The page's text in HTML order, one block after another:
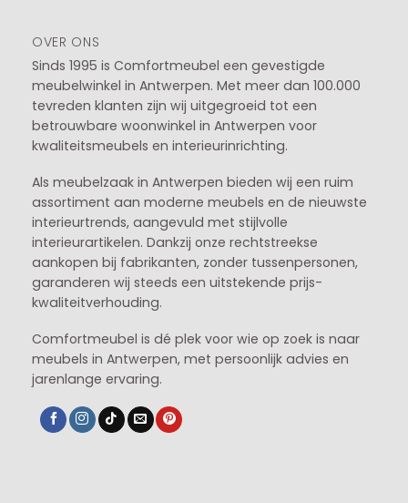
OVER ONS
Sinds 1995 is Comfortmeubel een gevestigde
meubelwinkel in Antwerpen. Met meer dan 100.000
tevreden klanten zijn wij uitgegroeid tot een
betrouwbare woonwinkel in Antwerpen voor
kwaliteitsmeubels en interieurinrichting.
Als meubelzaak in Antwerpen bieden wij een ruim
assortiment aan moderne meubels en de nieuwste
interieurtrends, aangevuld met stijlvolle
interieurartikelen. Dankzij onze rechtstreekse
aankopen bij fabrikanten, zonder tussenpersonen,
garanderen wij steeds een uitstekende prijs-
kwaliteitverhouding.
Comfortmeubel is dé plek voor wie op zoek is naar
meubels in Antwerpen, met persoonlijk advies en
jarenlange ervaring.